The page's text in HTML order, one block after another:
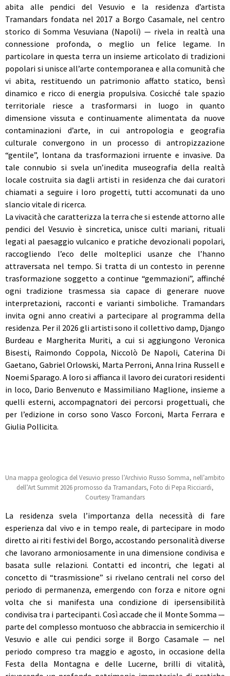
abita alle pendici del Vesuvio e la residenza d’artista
Tramandars fondata nel 2017 a Borgo Casamale, nel centro
storico di Somma Vesuviana (Napoli) — rivela in realtà una
connessione profonda, o meglio un felice legame. In
particolare in questa terra un insieme articolato di tradizioni
popolari si unisce all’arte contemporanea e alla comunità che
vi abita, restituendo un patrimonio affatto statico, bensì
dinamico e ricco di energia propulsiva. Cosicché tale spazio
territoriale riesce a trasformarsi in luogo in quanto
dimensione vissuta e continuamente alimentata da nuove
contaminazioni d’arte, in cui antropologia e geografia
culturale convergono in un processo di antropizzazione
“gentile”, lontana da trasformazioni irruente e invasive. Da
tale connubio si svela un’inedita museografia della realtà
locale costruita sia dagli artisti in residenza che dai curatori
chiamati a seguire i loro progetti, tutti accomunati da uno
slancio vitale di ricerca.
La vivacità che caratterizza la terra che si estende attorno alle
pendici del Vesuvio è sincretica, unisce culti mariani, rituali
legati al paesaggio vulcanico e pratiche devozionali popolari,
raccogliendo l’eco delle molteplici usanze che l’hanno
attraversata nel tempo. Si tratta di un contesto in perenne
trasformazione soggetto a continue “gemmazioni”, affinché
ogni tradizione trasmessa sia capace di generare nuove
interpretazioni, racconti e varianti simboliche. Tramandars
invita ogni anno creativi a partecipare al programma della
residenza. Per il 2026 gli artisti sono il collettivo damp, Django
Burdeau e Margherita Muriti, a cui si aggiungono Veronica
Bisesti, Raimondo Coppola, Niccolò De Napoli, Caterina Di
Gaetano, Gabriel Orlowski, Marta Perroni, Anna Irina Russell e
Noemi Sparago. A loro si affianca il lavoro dei curatori residenti
in loco, Dario Benvenuto e Massimiliano Maglione, insieme a
quelli esterni, accompagnatori dei percorsi progettuali, che
per l’edizione in corso sono Vasco Forconi, Marta Ferrara e
Giulia Pollicita.
Una mappa geologica del Vesuvio presso l’Archivio Russo Somma, nell’ambito
dell’Art Summit 2026 promosso da Tramandars, Foto di Pepa Ricciardi,
Courtesy Tramandars
La residenza svela l’importanza della necessità di fare
esperienza dal vivo e in tempo reale, di partecipare in modo
diretto ai riti festivi del Borgo, accostando personalità diverse
che lavorano armoniosamente in una dimensione condivisa e
basata sulle relazioni. Contatti ed incontri, che legati al
concetto di “trasmissione” si rivelano centrali nel corso del
periodo di permanenza, emergendo con forza e nitore ogni
volta che si manifesta una condizione di ipersensibilità
condivisa tra i partecipanti. Così accade che il Monte Somma —
parte del complesso montuoso che abbraccia in semicerchio il
Vesuvio e alle cui pendici sorge il Borgo Casamale — nel
periodo compreso tra maggio e agosto, in occasione della
Festa della Montagna e delle Lucerne, brilli di vitalità,